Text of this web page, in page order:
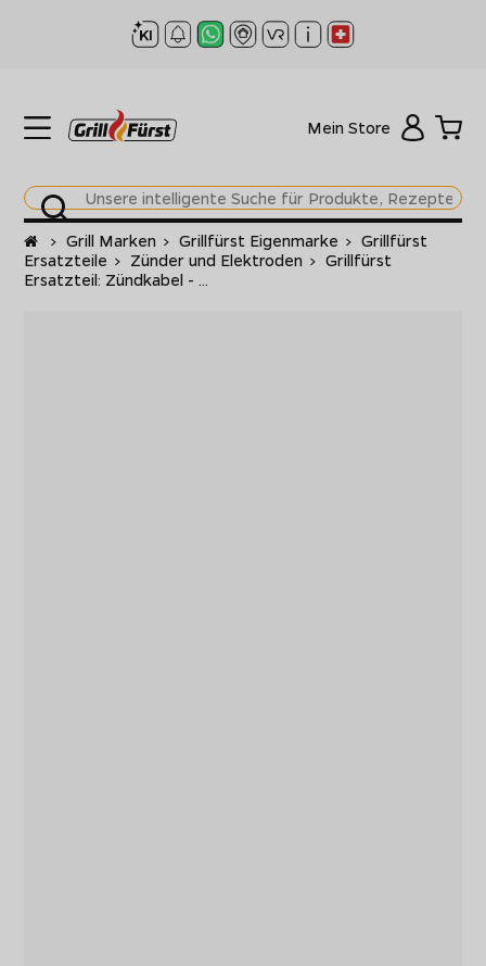
Mein Store
Startseite
> Grill Marken > Grillfürst Eigenmarke > Grillfürst
Ersatzteile > Zünder und Elektroden > Grillfürst
Ersatzteil: Zündkabel - ...